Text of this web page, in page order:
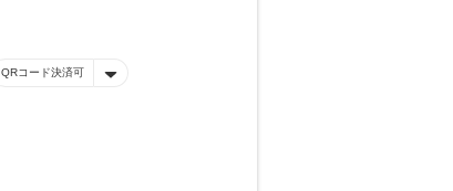
QRコード決済可